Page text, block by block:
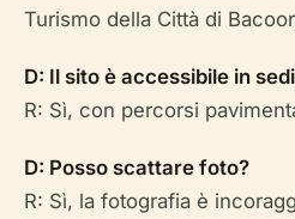
Turismo della Città di
D: Il sito è accessibile in
R: Sì, con percorsi
D: Posso scattare foto?
R: Sì, la fotografia è